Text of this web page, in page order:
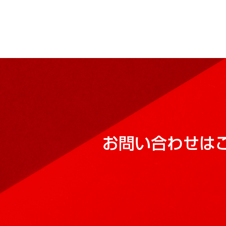
お問い合わせは